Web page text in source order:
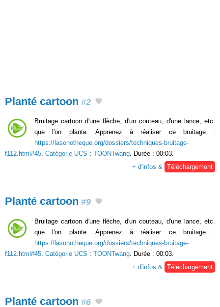
Planté cartoon #2
Bruitage cartoon d'une flèche, d'un couteau, d'une lance, etc.
que l'on plante. Apprenez à réaliser ce bruitage :
https://lasonotheque.org/dossiers/techniques-bruitage-
f112.html#45. Catégorie UCS : TOONTwang. Durée : 00:03.
+ d'infos & Téléchargement
Planté cartoon #9
Bruitage cartoon d'une flèche, d'un couteau, d'une lance, etc.
que l'on plante. Apprenez à réaliser ce bruitage :
https://lasonotheque.org/dossiers/techniques-bruitage-
f112.html#45 Catégorie UCS : TOONTwang . Durée : 00:03.
+ d'infos &
Téléchargement
Planté cartoon #6